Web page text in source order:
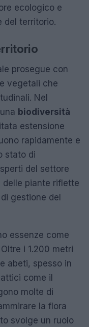
ecologico e
del territorio.
prosegue con
vegetali che
Nel
biodiversità
estensione
rapidamente e
stato di
del settore
delle piante riflette
gestione del
essenze come
i 1.200 metri
abeti, spesso in
come il
molte di
la flora
svolge un ruolo